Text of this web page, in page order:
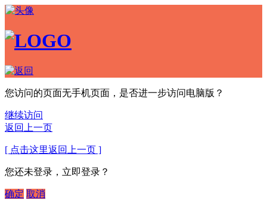
您访问的页面无手机页面，是否进一步访问电脑版？
继续访问
返回上一页
[ 点击这里返回上一页 ]
您还未登录，立即登录？
确定 取消